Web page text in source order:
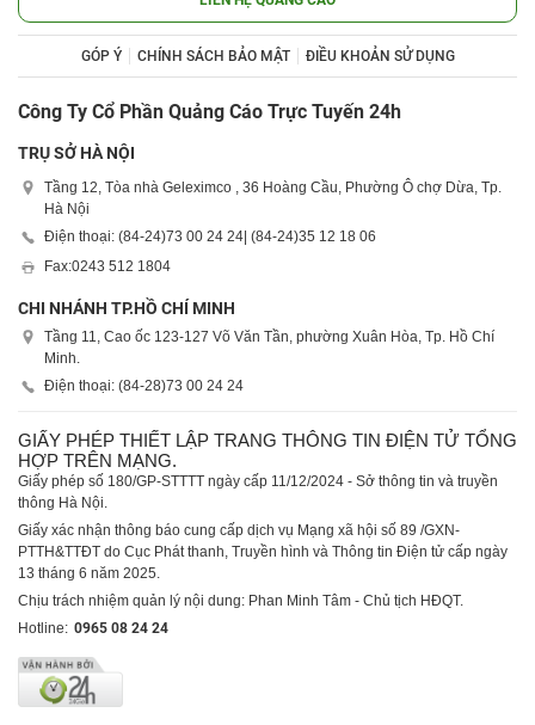
GÓP Ý CHÍNH SÁCH BẢO MẬT ĐIỀU KHOẢN SỬ DỤNG
Công Ty Cổ Phần Quảng Cáo Trực Tuyến 24h
TRỤ SỞ HÀ NỘI
Tầng 12, Tòa nhà Geleximco , 36 Hoàng Cầu, Phường Ô chợ Dừa, Tp.
Hà Nội
Điện thoại: (84-24)73 00 24 24 | (84-24)35 12 18 06
Fax:0243 512 1804
CHI NHÁNH TP.HỒ CHÍ MINH
Tầng 11, Cao ốc 123-127 Võ Văn Tần, phường Xuân Hòa, Tp. Hồ Chí
Minh.
Điện thoại: (84-28)73 00 24 24
GIẤY PHÉP THIẾT LẬP TRANG THÔNG TIN ĐIỆN TỬ TỔNG
HỢP TRÊN MẠNG.
Giấy phép số 180/GP-STTTT ngày cấp 11/12/2024 - Sở thông tin và truyền
thông Hà Nội.
Giấy xác nhận thông báo cung cấp dịch vụ Mạng xã hội số 89 /GXN-
PTTH&TTĐT do Cục Phát thanh, Truyền hình và Thông tin Điện tử cấp ngày
13 tháng 6 năm 2025.
Chịu trách nhiệm quản lý nội dung: Phan Minh Tâm - Chủ tịch HĐQT.
Hotline: 0965 08 24 24